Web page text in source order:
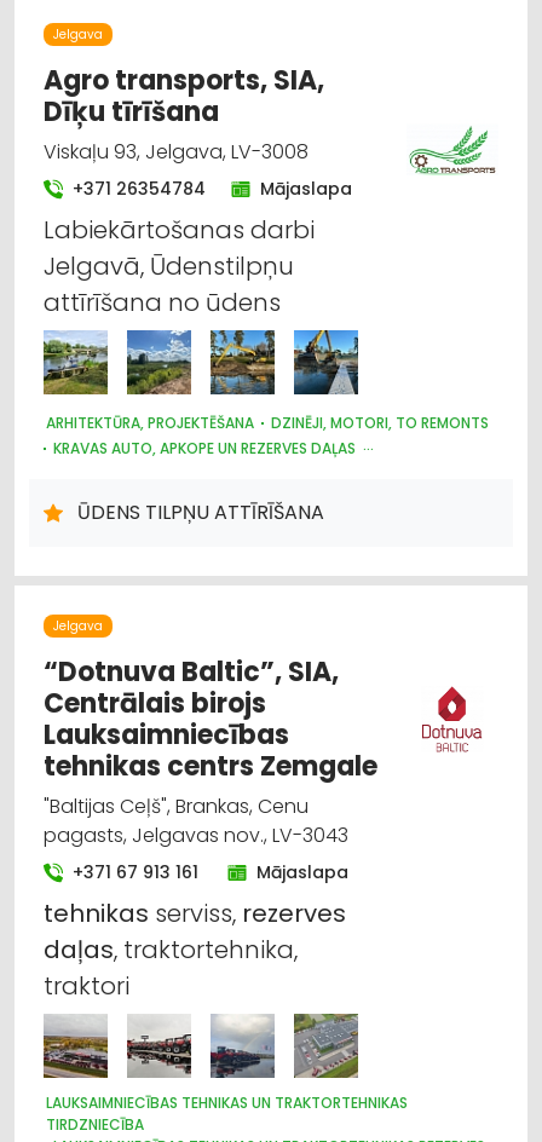
Jelgava
Agro transports, SIA,
Dīķu tīrīšana
Viskaļu 93, Jelgava, LV-3008
+371 26354784 Mājaslapa
Labiekārtošanas darbi
Jelgavā, Ūdenstilpņu
attīrīšana no ūdens
ARHITEKTŪRA, PROJEKTĒŠANA
DZINĒJI, MOTORI, TO REMONTS
KRAVAS AUTO, APKOPE UN REZERVES DAĻAS
LABIEKĀRTOŠANA, APZAĻUMOŠANA
HIDRAULISKĀS UN PNEIMATISKĀS IERĪCES
AUTO REZERVES DAĻU TIRDZNIECĪBA
AUTO RIEPU SERVISS
LABOŠANA, REMONTS
ŪDENS TILPŅU ATTĪRĪŠANA
Jelgava
“Dotnuva Baltic”, SIA,
Centrālais birojs
Lauksaimniecības
tehnikas centrs Zemgale
"Baltijas Ceļš", Brankas, Cenu
pagasts, Jelgavas nov., LV-3043
+371 67 913 161 Mājaslapa
tehnikas serviss, rezerves
daļas, traktortehnika,
traktori
LAUKSAIMNIECĪBAS TEHNIKAS UN TRAKTORTEHNIKAS
TIRDZNIECĪBA